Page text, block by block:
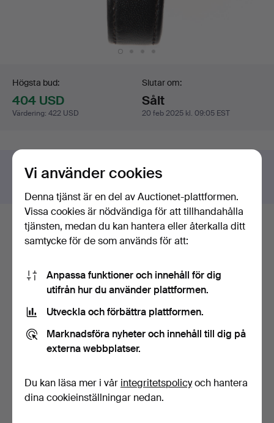
Budgivning
Högsta bud:
404 USD
Värdering: 422 USD
Slutar om:
Sålt
20 feb 2025 kl. 09:05 EST
Har du något liknande att sälja?
Budhistorik
16 feb, 04:33
317 USD
Bevakningspriset
10 feb, 06:22 33 USD
Vi använder cookies
Denna tjänst är en del av Auctionet-plattformen.
Vissa cookies är nödvändiga för att tillhandahålla
tjänsten, medan du kan hantera eller återkalla ditt
samtycke för de som används för att:
Anpassa funktioner och innehåll för dig
utifrån hur du använder plattformen.
Utveckla och förbättra plattformen.
Marknadsföra nyheter och innehåll till dig på
externa webbplatser.
Du kan läsa mer i vår integritetspolicyoch hantera
dina cookieinställningar nedan.